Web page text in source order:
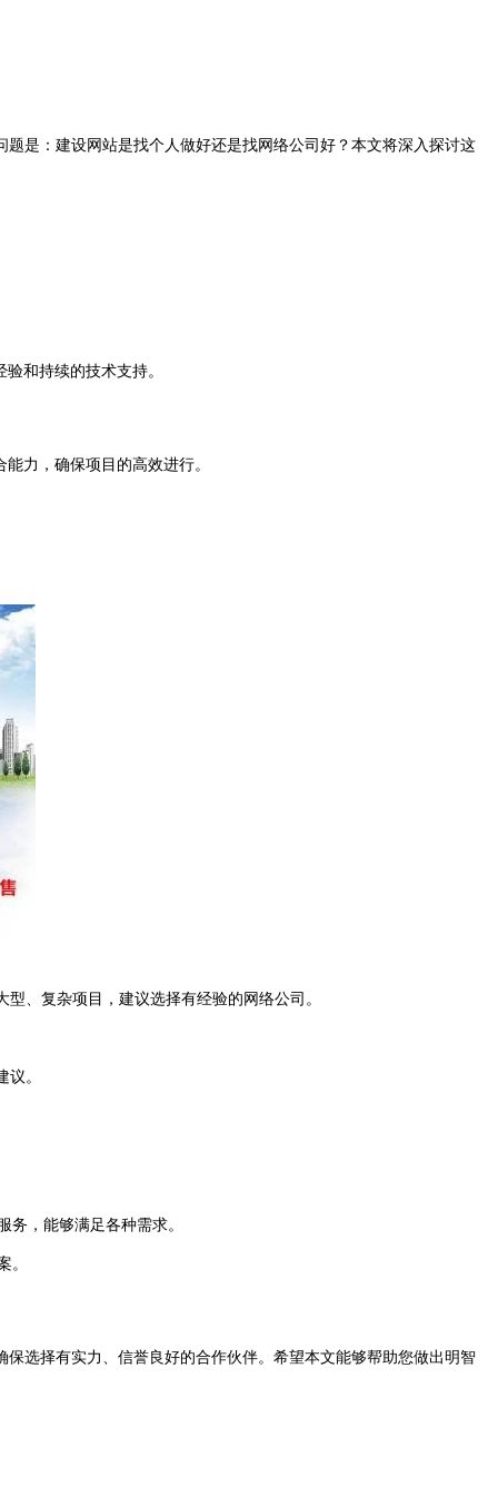
题是：建设网站是找个人做好还是找网络公司好？本文将深入探讨这
和持续的技术支持。
力，确保项目的高效进行。
、复杂项目，建议选择有经验的网络公司。
。
，能够满足各种需求。
。
选择有实力、信誉良好的合作伙伴。希望本文能够帮助您做出明智